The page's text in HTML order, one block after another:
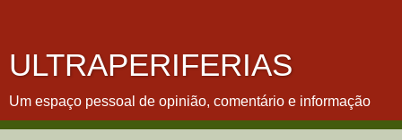
ULTRAPERIFERIAS
Um espaço pessoal de opinião, comentário e informação